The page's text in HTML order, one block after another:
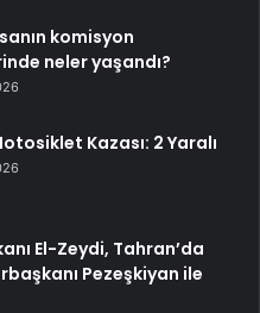
komisyon
neler yaşandı?
Kazası: 2 Yaralı
El-Zeydi, Tahran’da
Pezeşkiyan ile